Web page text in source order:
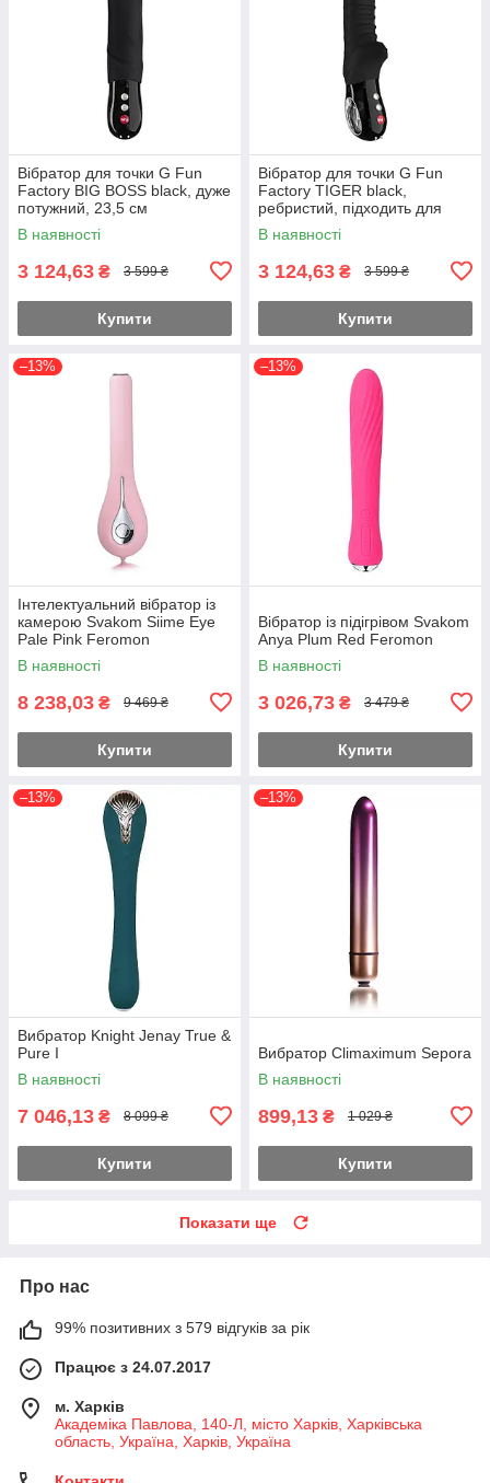
Вібратор для точки G Fun
Factory BIG BOSS black, дуже
потужний, 23,5 см
В наявності
3 124,63 ₴ 3 599 ₴
Купити
Вібратор для точки G Fun
Factory TIGER black,
ребристий, підходить для
анальної стимуляції
В наявності
3 124,63 ₴ 3 599 ₴
Купити
–13%
Інтелектуальний вібратор із
камерою Svakom Siime Eye
Pale Pink Feromon
В наявності
8 238,03 ₴ 9 469 ₴
Купити
–13%
Вібратор із підігрівом Svakom
Anya Plum Red Feromon
В наявності
3 026,73 ₴ 3 479 ₴
Купити
–13%
Вибратор Knight Jenay True &
Pure I
В наявності
7 046,13 ₴ 8 099 ₴
Купити
–13%
Вибратор Climaximum Sepora
В наявності
899,13 ₴ 1 029 ₴
Купити
Показати ще
Про нас
99% позитивних з 579 відгуків за рік
Працює з 24.07.2017
м. Харків
Академіка Павлова, 140-Л, місто Харків, Харківська
область, Україна, Харків, Україна